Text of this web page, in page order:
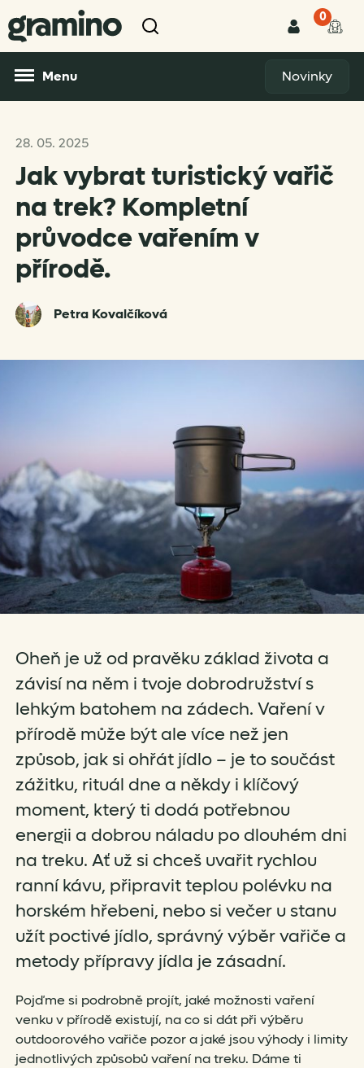
0
Menu Novinky
28. 05. 2025
Jak vybrat turistický vařič
na trek? Kompletní
průvodce vařením v
přírodě.
Petra Kovalčíková
Oheň je už od pravěku základ života a
závisí na něm i tvoje dobrodružství s
lehkým batohem na zádech. Vaření v
přírodě může být ale více než jen
způsob, jak si ohřát jídlo – je to součást
zážitku, rituál dne a někdy i klíčový
moment, který ti dodá potřebnou
energii a dobrou náladu po dlouhém dni
na treku. Ať už si chceš uvařit rychlou
ranní kávu, připravit teplou polévku na
horském hřebeni, nebo si večer u stanu
užít poctivé jídlo, správný výběr vařiče a
metody přípravy jídla je zásadní.
Pojďme si podrobně projít, jaké možnosti vaření
venku v přírodě existují, na co si dát při výběru
outdoorového vařiče pozor a jaké jsou výhody i limity
jednotlivých způsobů vaření na treku. Dáme ti